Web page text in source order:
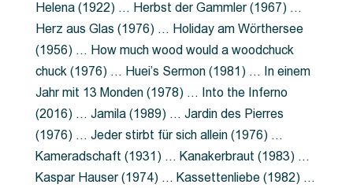
Helena (1922) … Herbst der Gammler (1967) …
Herz aus Glas (1976) … Holiday am Wörthersee
(1956) … How much wood would a woodchuck
chuck (1976) … Huei’s Sermon (1981) … In einem
Jahr mit 13 Monden (1978) … Into the Inferno
(2016) … Jamila (1989) … Jardin des Pierres
(1976) … Jeder stirbt für sich allein (1976) …
Kameradschaft (1931) … Kanakerbraut (1983) …
Kaspar Hauser (1974) … Kassettenliebe (1982) …